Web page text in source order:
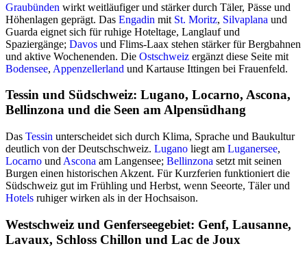
Graubünden wirkt weitläufiger und stärker durch Täler, Pässe und
Höhenlagen geprägt. Das Engadin mit St. Moritz, Silvaplana und
Guarda eignet sich für ruhige Hoteltage, Langlauf und
Spaziergänge; Davos und Flims-Laax stehen stärker für Bergbahnen
und aktive Wochenenden. Die Ostschweiz ergänzt diese Seite mit
Bodensee, Appenzellerland und Kartause Ittingen bei Frauenfeld.
Tessin und Südschweiz: Lugano, Locarno, Ascona,
Bellinzona und die Seen am Alpensüdhang
Das Tessin unterscheidet sich durch Klima, Sprache und Baukultur
deutlich von der Deutschschweiz. Lugano liegt am Luganersee,
Locarno und Ascona am Langensee; Bellinzona setzt mit seinen
Burgen einen historischen Akzent. Für Kurzferien funktioniert die
Südschweiz gut im Frühling und Herbst, wenn Seeorte, Täler und
Hotels ruhiger wirken als in der Hochsaison.
Westschweiz und Genferseegebiet: Genf, Lausanne,
Lavaux, Schloss Chillon und Lac de Joux